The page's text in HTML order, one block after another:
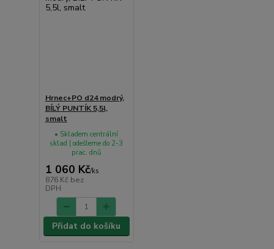
Hrnec+PO d24 modrý,
BÍLÝ PUNTÍK 5,5l,
smalt
1 060 Kč/ks
876 Kč bez
DPH
• Skladem centrální
sklad | odešleme do 2-3
prac. dnů
Přidat do košíku